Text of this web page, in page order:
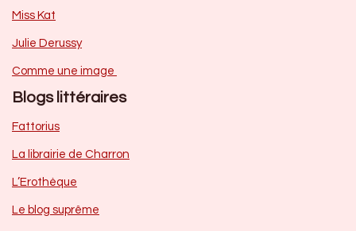
Miss Kat
Julie Derussy
Comme une image
Blogs littéraires
Fattorius
La librairie de Charron
L’Erothèque
Le blog suprême